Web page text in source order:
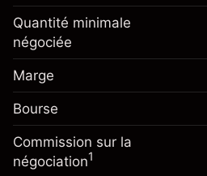
Ajustement des fonds
overnight
Taille de la position avec
~ £5,000.00
Valeur nominale avec
£4,000.00
Marge. Votre
investissement
Ajustement des fonds
de overnight
Frais sur la valeur totale de
position
Taille de la position avec
Quantité minimale
négociée
Marge
Bourse
Commission sur la
négociation1